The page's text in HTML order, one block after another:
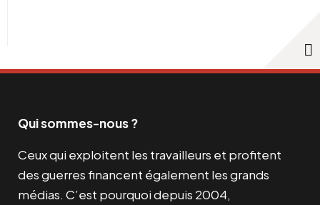
Qui sommes-nous ?
Ceux qui exploitent les travailleurs et profitent
des guerres financent également les grands
médias. C’est pourquoi depuis 2004,